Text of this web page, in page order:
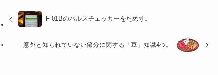
F-01Bのパルスチェッカーをためす。
意外と知られていない節分に関する「豆」知識4つ。